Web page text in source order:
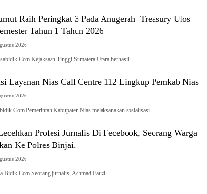
Raih Peringkat 3 Pada Anugerah Treasury Ulos
Tahun 1 Tahun 2026
2026
Kejaksaan Tinggi Sumatera Utara berhasil…
Layanan Nias Call Centre 112 Lingkup Pemkab Nias
2026
Pemerintah Kabupaten Nias melaksanakan sosialisasi…
Profesi Jurnalis Di Fecebook, Seorang Warga
Ke Polres Binjai.
2026
Bidik.Com Seorang jurnalis, Achmad Fauzi…